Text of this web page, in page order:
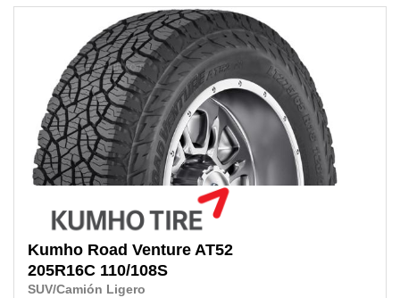
Kumho Road Venture AT52
205R16C 110/108S
SUV/Camión Ligero